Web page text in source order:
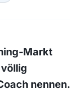
Markt
nennen.